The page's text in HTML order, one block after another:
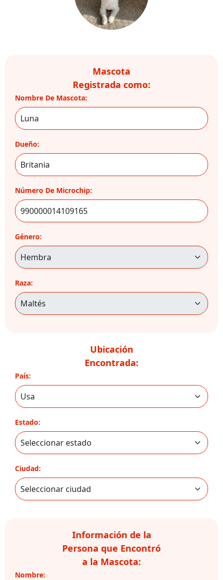
Mascota
Registrada como:
Nombre De Mascota:
Dueño:
Número De Microchip:
Género:
Raza:
Ubicación
Encontrada:
País:
Estado:
Ciudad:
Información de la
Persona que Encontró
a la Mascota:
Nombre: